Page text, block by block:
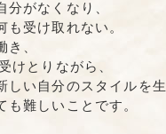
分がなくなり、
も受け取れない。
き、
けとりながら、
しい自分のスタイルを
も難しいことです。